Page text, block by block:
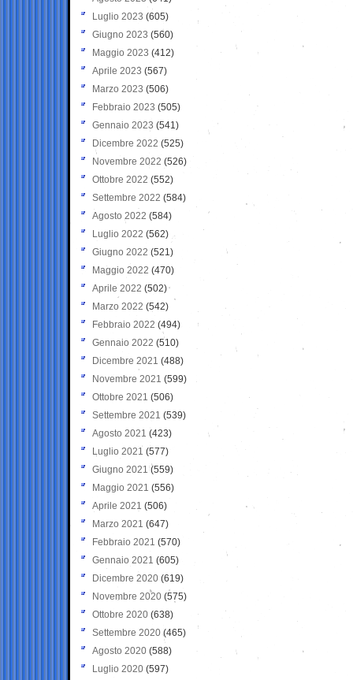
Luglio 2023 (605)
Giugno 2023 (560)
Maggio 2023 (412)
Aprile 2023 (567)
Marzo 2023 (506)
Febbraio 2023 (505)
Gennaio 2023 (541)
Dicembre 2022 (525)
Novembre 2022 (526)
Ottobre 2022 (552)
Settembre 2022 (584)
Agosto 2022 (584)
Luglio 2022 (562)
Giugno 2022 (521)
Maggio 2022 (470)
Aprile 2022 (502)
Marzo 2022 (542)
Febbraio 2022 (494)
Gennaio 2022 (510)
Dicembre 2021 (488)
Novembre 2021 (599)
Ottobre 2021 (506)
Settembre 2021 (539)
Agosto 2021 (423)
Luglio 2021 (577)
Giugno 2021(559)
Maggio 2021 (556)
Aprile 2021 (506)
Marzo 2021 (647)
Febbraio 2021 (570)
Gennaio 2021 (605)
Dicembre 2020 (619)
Novembre 2020 (575)
Ottobre 2020 (638)
Settembre 2020(465)
Agosto 2020 (588)
Luglio 2020 (597)